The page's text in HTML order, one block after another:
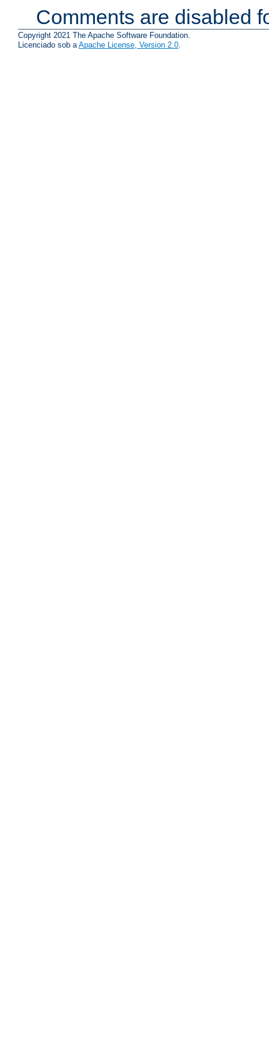
Comments are disabled
Copyright 2021 The Apache Software Foundation.
Licenciado sob aApache License, Version 2.0.